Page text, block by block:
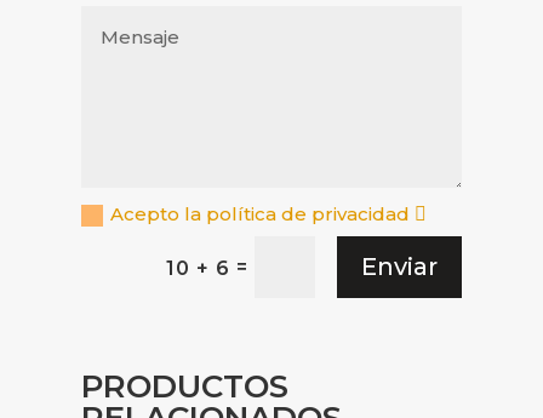
Acepto la política de privacidad
10 + 6 = Enviar
PRODUCTOS